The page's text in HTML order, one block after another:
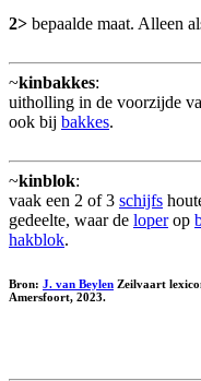
2> bepaalde maat. Alleen
~kinbakkes:
uitholling in de voorzijde
ook bij bakkes.
~kinblok:
vaak een 2 of 3 schijfs
gedeelte, waar de loperop
hakblok.
Bron: J. van Beylen Zeilvaart
Amersfoort, 2023.